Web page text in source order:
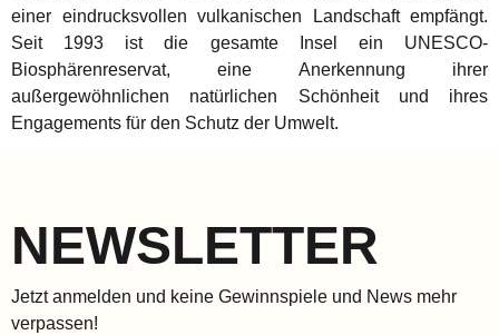
einer eindrucksvollen vulkanischen Landschaft empfängt.
Seit 1993 ist die gesamte Insel ein UNESCO-
Biosphärenreservat, eine Anerkennung ihrer
außergewöhnlichen natürlichen Schönheit und ihres
Engagements für den Schutz der Umwelt.
NEWSLETTER
Jetzt anmelden und keine Gewinnspiele und News mehr
verpassen!